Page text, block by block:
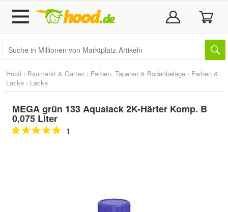
Hood › Baumarkt & Garten › Farben, Tapeten & Bodenbeläge › Farben &
Lacke › Lacke
MEGA grün 133 Aqualack 2K-Härter Komp. B
0,075 Liter
1